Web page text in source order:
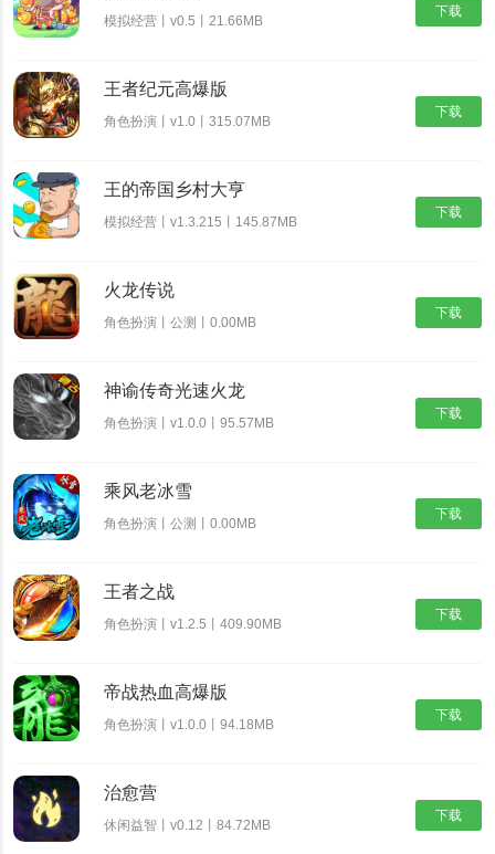
下载
模拟经营丨v0.5丨21.66MB
下载
王者纪元高爆版
角色扮演丨v1.0丨315.07MB
下载
王的帝国乡村大亨
模拟经营丨v1.3.215丨145.87MB
下载
火龙传说
角色扮演丨公测丨0.00MB
下载
神谕传奇光速火龙
角色扮演丨v1.0.0丨95.57MB
下载
乘风老冰雪
角色扮演丨公测丨0.00MB
下载
王者之战
角色扮演丨v1.2.5丨409.90MB
下载
帝战热血高爆版
角色扮演丨v1.0.0丨94.18MB
下载
治愈营
休闲益智丨v0.12丨84.72MB